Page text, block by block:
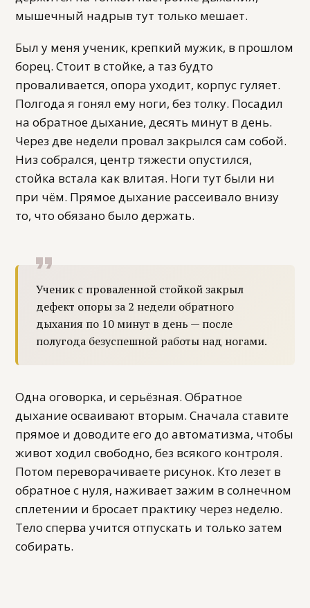
мышечный надрыв тут только мешает.
Был у меня ученик, крепкий мужик, в прошлом
борец. Стоит в стойке, а таз будто
проваливается, опора уходит, корпус гуляет.
Полгода я гонял ему ноги, без толку. Посадил
на обратное дыхание, десять минут в день.
Через две недели провал закрылся сам собой.
Низ собрался, центр тяжести опустился,
стойка встала как влитая. Ноги тут были ни
при чём. Прямое дыхание рассеивало внизу
то, что обязано было держать.
Ученик с проваленной стойкой закрыл
дефект опоры за 2 недели обратного
дыхания по 10 минут в день — после
полугода безуспешной работы над ногами.
Одна оговорка, и серьёзная. Обратное
дыхание осваивают вторым. Сначала ставите
прямое и доводите его до автоматизма, чтобы
живот ходил свободно, без всякого контроля.
Потом переворачиваете рисунок. Кто лезет в
обратное с нуля, наживает зажим в солнечном
сплетении и бросает практику через неделю.
Тело сперва учится отпускать и только затем
собирать.